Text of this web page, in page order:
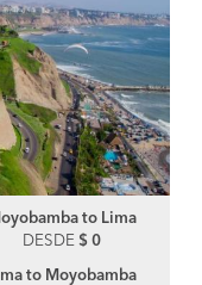
to Lima
DESDE $ 0
to Moyobamba